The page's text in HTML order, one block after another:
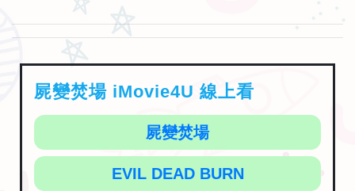
屍變焚場 iMovie4U 線上看
屍變焚場
EVIL DEAD BURN